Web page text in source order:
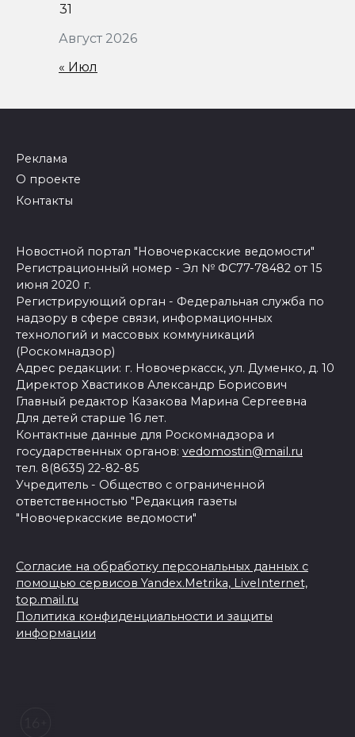
Август 2026
31
« Июл
Реклама
О проекте
Контакты
Новостной портал "Новочеркасские ведомости"
Регистрационный номер - Эл № ФС77-78482 от 15
июня 2020 г.
Регистрирующий орган - Федеральная служба по
надзору в сфере связи, информационных
технологий и массовых коммуникаций
(Роскомнадзор)
Адрес редакции: г. Новочеркасск, ул. Думенко, д. 10
Директор Хвастиков Александр Борисович
Главный редактор Казакова Марина Сергеевна
Для детей старше 16 лет.
Контактные данные для Роскомнадзора и
государственных органов: vedomostin@mail.ru
тел. 8(8635) 22-82-85
Учредитель - Общество с ограниченной
ответственностью "Редакция газеты
"Новочеркасские ведомости"
Согласие на обработку персональных данных с
помощью сервисов Yandex.Metrika, LiveInternet,
top.mail.ru
Политика конфиденциальности и защиты
информации